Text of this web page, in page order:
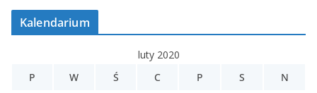
Kalendarium
luty 2020
P
W Ś C P S N